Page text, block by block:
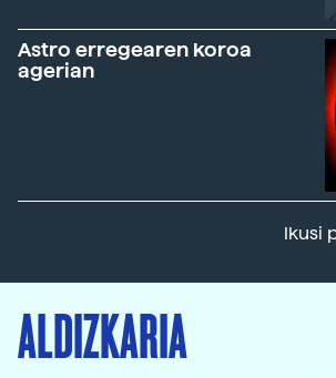
Astro erregearen koroa
agerian
Ikusi
ALDIZKARIA